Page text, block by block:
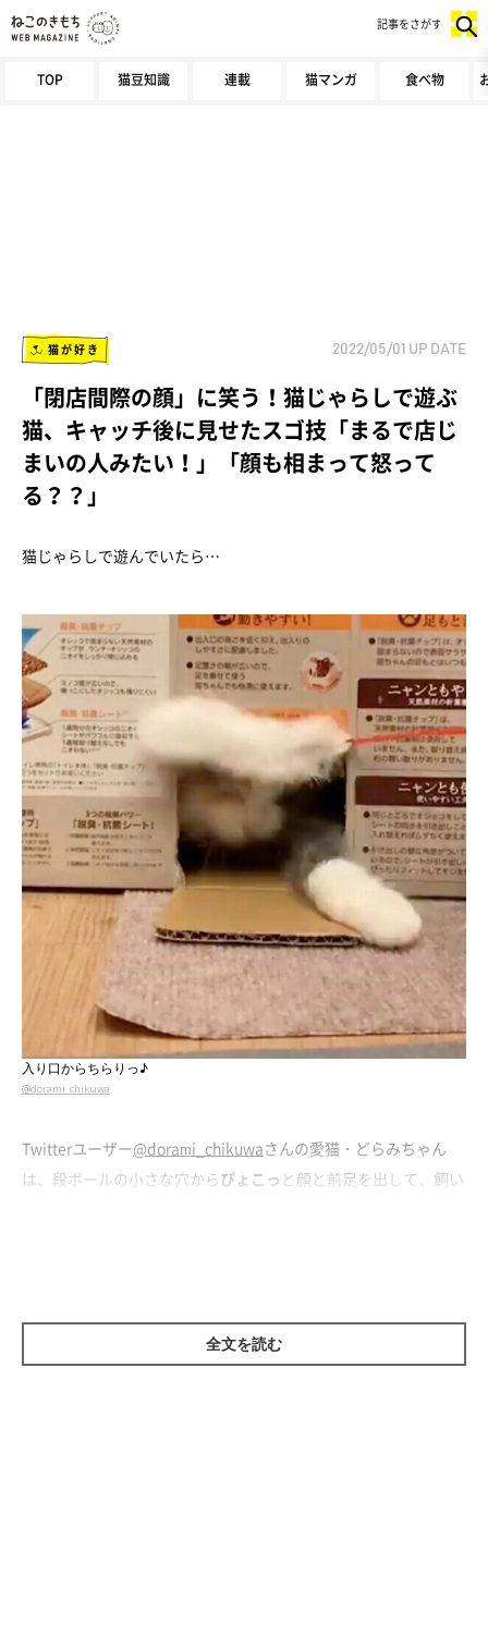
TOP 猫豆知識 連載 猫マンガ 食べ物
記事をさがす
猫が好き 2022/05/01 UP DATE
「閉店間際の顔」に笑う！猫じゃらしで遊ぶ
猫、キャッチ後に見せたスゴ技「まるで店じ
まいの人みたい！」「顔も相まって怒って
る？？」
猫じゃらしで遊んでいたら…
入り口からちらりっ♪
@dorami_chikuwa
Twitterユーザー@dorami_chikuwaさんの愛猫・どらみちゃん
は、段ボールの小さな穴からぴょこっ と顔と前足を出して、飼い
全文を読む